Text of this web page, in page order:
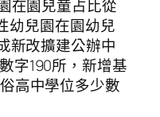
在園兒童占比從
幼兒園在園幼兒
新改擴建公辦中
字190所，新增基
高中學位多少數